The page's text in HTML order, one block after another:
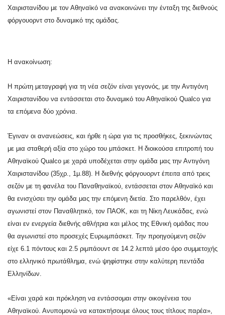
Χαιριστανίδου με τον Αθηναϊκό να ανακοινώνει την ένταξη της διεθνούς
φόργουορντ στο δυναμικό της ομάδας.
Η ανακοίνωση:
Η πρώτη μεταγραφή για τη νέα σεζόν είναι γεγονός, με την Αντιγόνη
Χαιριστανίδου να εντάσσεται στο δυναμικό του Αθηναϊκού Qualco για
τα επόμενα δύο χρόνια.
Έγιναν οι ανανεώσεις, και ήρθε η ώρα για τις προσθήκες, ξεκινώντας
με μια σταθερή αξία στο χώρο του μπάσκετ. Η διοικούσα επιτροπή του
Αθηναϊκού Qualco με χαρά υποδέχεται στην ομάδα μας την Αντιγόνη
Χαιριστανίδου (35χρ., 1μ.88). Η διεθνής φόργουορντ έπειτα από τρεις
σεζόν με τη φανέλα του Παναθηναϊκού, εντάσσεται στον Αθηναϊκό και
θα ενισχύσει την ομάδα μας την επόμενη διετία. Στο παρελθόν, έχει
αγωνιστεί στον Παναθλητικό, τον ΠΑΟΚ, και τη Νίκη Λευκάδας, ενώ
είναι εν ενεργεία διεθνής αθλήτρια και μέλος της Εθνική ομάδας που
θα αγωνιστεί στο προσεχές Ευρωμπάσκετ. Την προηγούμενη σεζόν
είχε 6.1 πόντους και 2.5 ριμπάουντ σε 14.2 λεπτά μέσο όρο συμμετοχής
στο ελληνικό πρωτάθλημα, ενώ ψηφίστηκε στην καλύτερη πεντάδα
Ελληνίδων.
«Είναι χαρά και πρόκληση να εντάσσομαι στην οικογένεια του
Αθηναϊκού. Ανυπομονώ να κατακτήσουμε όλους τους τίτλους παρέα»,